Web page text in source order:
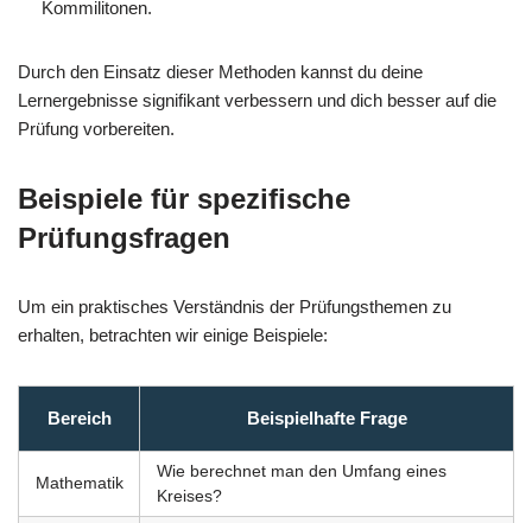
Kommilitonen.
Durch den Einsatz dieser Methoden kannst du deine
Lernergebnisse signifikant verbessern und dich besser auf die
Prüfung vorbereiten.
Beispiele für spezifische
Prüfungsfragen
Um ein praktisches Verständnis der Prüfungsthemen zu
erhalten, betrachten wir einige Beispiele:
Bereich Beispielhafte Frage
Mathematik
Wie berechnet man den Umfang eines
Kreises?